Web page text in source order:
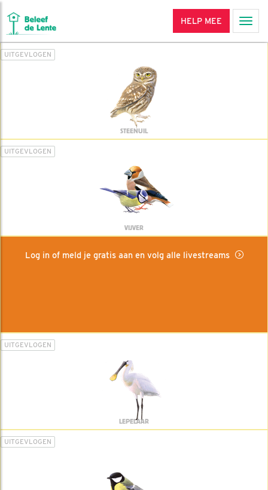
HELP MEE
UITGEVLOGEN
STEENUIL
UITGEVLOGEN
VIJVER
Log in of meld je gratis aan en volg alle livestreams
UITGEVLOGEN
LEPELAAR
UITGEVLOGEN